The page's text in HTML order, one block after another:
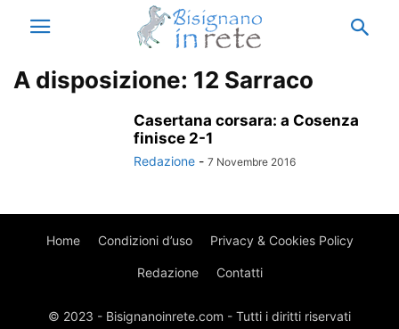
A disposizione: 12 Sarraco
Casertana corsara: a Cosenza
finisce 2-1
Redazione - 7 Novembre 2016
Home Condizioni d’uso Privacy & Cookies Policy
Redazione Contatti
© 2023 - Bisignanoinrete.com - Tutti i diritti riservati